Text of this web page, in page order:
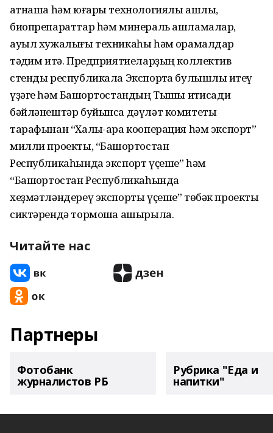
ҡатнаша һәм юғары технологиялы ашлыҡ,
биопрепараттар һәм минераль ашламалар,
ауыл хужалығы техникаһы һәм ҡорамалдар
тәҡдим итә. Предприятиеларҙың коллектив
стенды республикала Экспортҡа булышлыҡ итеү
үҙәге һәм Башҡортостандың Тышҡы иҡтисади
бәйләнештәр буйынса дәүләт комитеты
тарафынан “Халыҡ-ара кооперация һәм экспорт”
милли проекты, “Башҡортостан
Республикаһында экспорт үҫеше” һәм
“Башҡортостан Республикаһында
хеҙмәтләндереү экспорты үҫеше” төбәк проекты
сиктәрендә тормошҡа ашырыла.
Читайте нас
Партнеры
Фотобанк
журналистов РБ
Рубрика "Еда и
напитки"